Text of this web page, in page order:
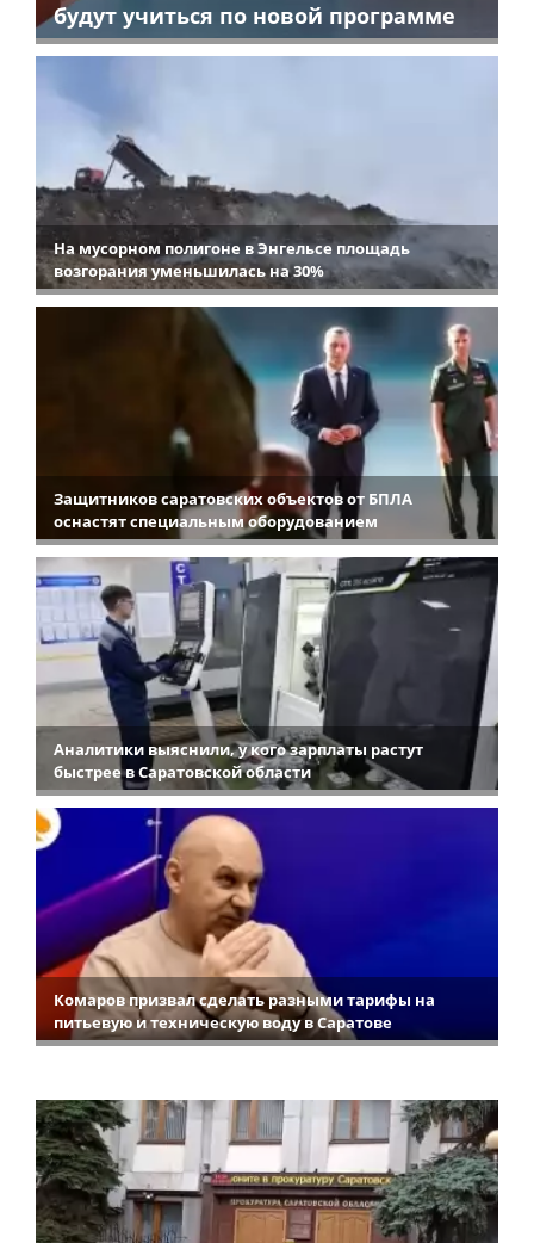
будут учиться по новой программе
На мусорном полигоне в Энгельсе площадь
возгорания уменьшилась на 30%
Защитников саратовских объектов от БПЛА
оснастят специальным оборудованием
Аналитики выяснили, у кого зарплаты растут
быстрее в Саратовской области
Комаров призвал сделать разными тарифы на
питьевую и техническую воду в Саратове